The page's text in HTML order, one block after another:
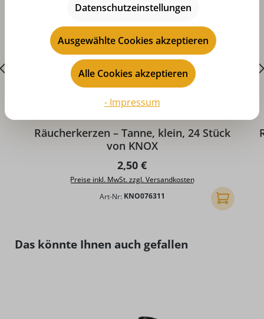
Räucherkerzen – Tanne, klein, 24 Stück
von KNOX
Regulärer Preis:
2,50 €
Preise inkl. MwSt. zzgl. Versandkosten
Art-Nr: KNO076311 In den
Produktgalerie überspringen
Das könnte Ihnen auch gefallen
Datenschutzeinstellungen
Ausgewählte Cookies akzeptieren
Alle Cookies akzeptieren
- Impressum